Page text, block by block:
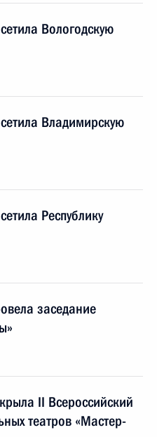
Вологодскую
Владимирскую
Республику
заседание
II Всероссийский
театров «Мастер-